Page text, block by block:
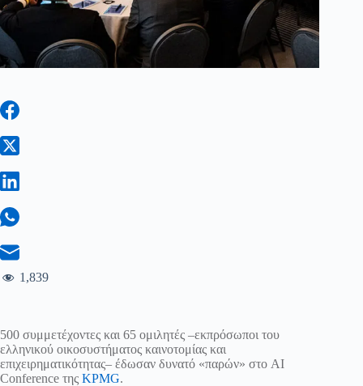
1,839
500 συμμετέχοντες και 65 ομιλητές –εκπρόσωποι του
ελληνικού οικοσυστήματος καινοτομίας και
επιχειρηματικότητας– έδωσαν δυνατό «παρών» στο AI
Conference της KPMG.